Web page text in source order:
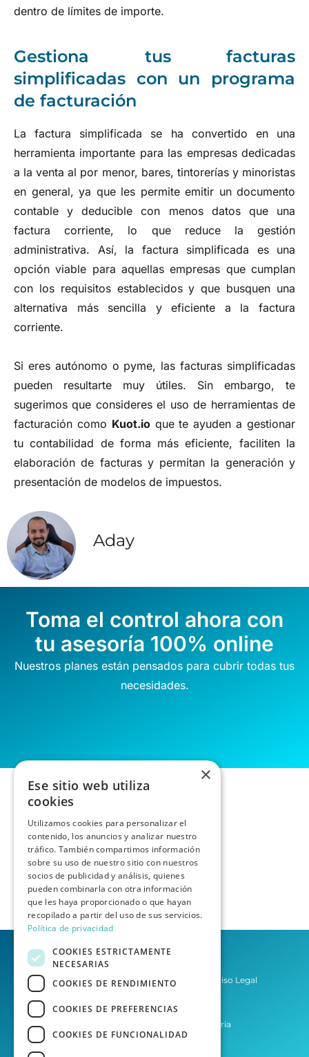
dentro de límites de importe.
Gestiona tus facturas
simplificadas con un programa
de facturación
La factura simplificada se ha convertido en una
herramienta importante para las empresas dedicadas
a la venta al por menor, bares, tintorerías y minoristas
en general, ya que les permite emitir un documento
contable y deducible con menos datos que una
factura corriente, lo que reduce la gestión
administrativa. Así, la factura simplificada es una
opción viable para aquellas empresas que cumplan
con los requisitos establecidos y que busquen una
alternativa más sencilla y eficiente a la factura
corriente.
Si eres autónomo o pyme, las facturas simplificadas
pueden resultarte muy útiles. Sin embargo, te
sugerimos que consideres el uso de herramientas de
facturación como Kuot.ioque te ayuden a gestionar
tu contabilidad de forma más eficiente, faciliten la
elaboración de facturas y permitan la generación y
presentación de modelos de impuestos.
Aday
Toma el control ahora con
tu asesoría 100% online
Nuestros planes están pensados para cubrir todas tus
necesidades.
Política de privacidad Aviso Legal
Asesoría Las Palmas de Gran Canaria
×
Ese sitio web utiliza
cookies
Utilizamos cookies para personalizar el
contenido, los anuncios y analizar nuestro
tráfico. También compartimos información
sobre su uso de nuestro sitio con nuestros
socios de publicidad y análisis, quienes
pueden combinarla con otra información
que les haya proporcionado o que hayan
recopilado a partir del uso de sus servicios.
Política de privacidad
COOKIES ESTRICTAMENTE
NECESARIAS
COOKIES DE RENDIMIENTO
COOKIES DE PREFERENCIAS
COOKIES DE FUNCIONALIDAD